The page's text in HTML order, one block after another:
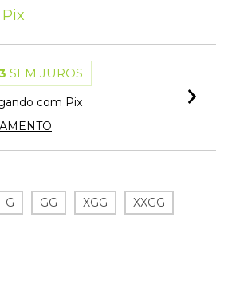
Pix
SEM JUROS
com Pix
G GG XGG XXGG